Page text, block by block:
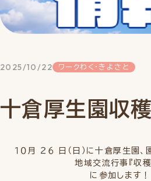
2025/10/22 ワークわく・きよさと
十倉厚生園収
１０月 ２６ 日（日）に十倉厚生園
地域交流行事『収穫
に参加します！